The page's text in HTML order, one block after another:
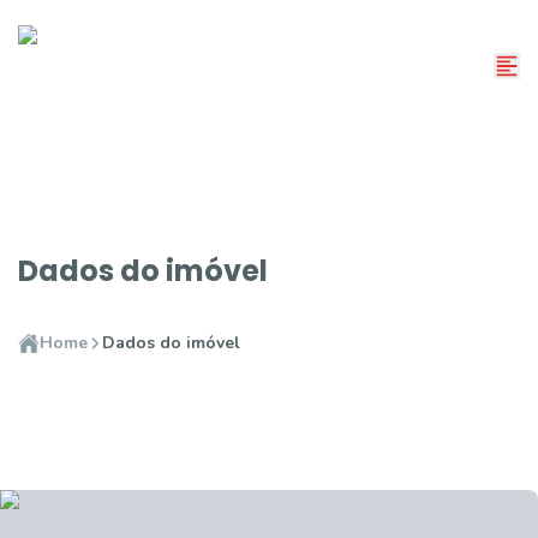
Dados do imóvel
Home Dados do imóvel